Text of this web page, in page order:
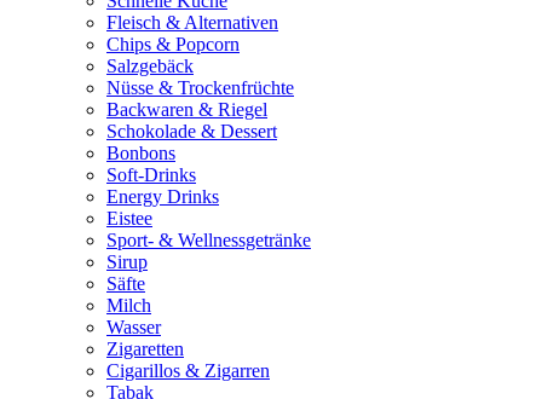
Fleisch & Alternativen
Chips & Popcorn
Salzgebäck
Nüsse & Trockenfrüchte
Backwaren & Riegel
Schokolade & Dessert
Bonbons
Soft-Drinks
Energy Drinks
Eistee
Sport- & Wellnessgetränke
Sirup
Säfte
Milch
Wasser
Zigaretten
Cigarillos & Zigarren
Tabak